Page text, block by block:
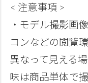
< 注意事項 >
・モデル撮影画
コンなどの閲覧
異なって見える
味は商品単体で